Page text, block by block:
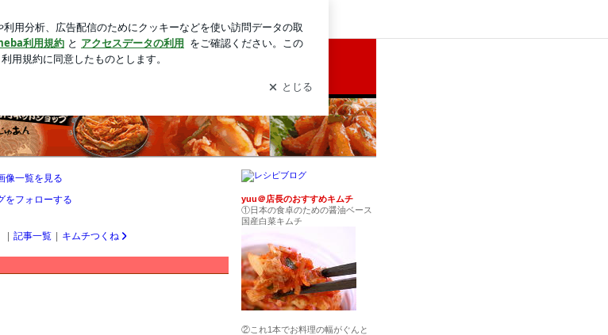
し♪yuu＠店長が作る1日1レシピのキムチ料理のご紹介です。
yuu＠店長のおすすめキムチ
①日本の食卓のための醤油ベース
国産白菜キムチ
②これ1本でお料理の幅がぐんと
像一覧を見る
をフォローする
記事一覧 キムチつくね